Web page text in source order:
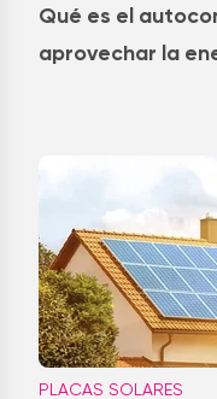
Qué es el
aprovechar la
PLACAS SOLARES